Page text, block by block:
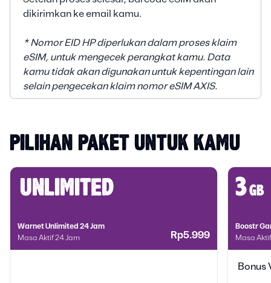
dikirimkan ke email kamu.
* Nomor EID HP diperlukan dalam proses klaim
eSIM, untuk mengecek perangkat kamu. Data
kamu tidak akan digunakan untuk kepentingan lain
selain pengecekan klaim nomor eSIM AXIS.
PILIHAN PAKET UNTUK KAMU
unlimited
Warnet Unlimited 24 Jam
Masa Aktif 24 Jam
Rp5.999
3gb
Boostr
Masa
Bonus